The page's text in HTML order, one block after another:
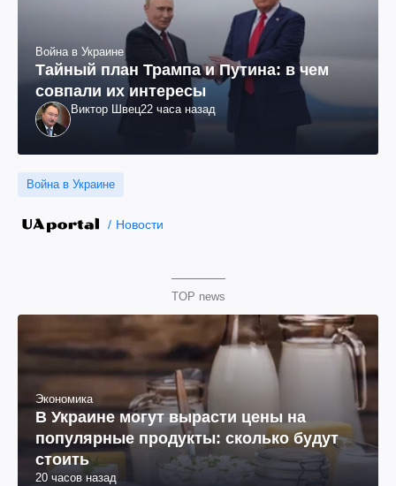
Война в Украине
Тайный план Трампа и Путина: в чем
совпали их интересы
Виктор Швец22 часа назад
Война в Украине
Новости
TOP news
Экономика
В Украине могут вырасти цены на
популярные продукты: сколько будут
стоить
20 часов назад